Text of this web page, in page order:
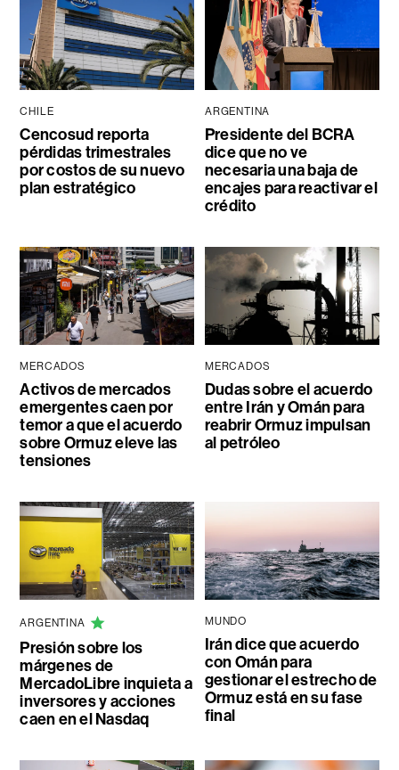
CHILE
Cencosud reporta
pérdidas trimestrales
por costos de su nuevo
plan estratégico
ARGENTINA
Presidente del BCRA
dice que no ve
necesaria una baja de
encajes para reactivar el
crédito
MERCADOS
Activos de mercados
emergentes caen por
temor a que el acuerdo
sobre Ormuz eleve las
tensiones
MERCADOS
Dudas sobre el acuerdo
entre Irán y Omán para
reabrir Ormuz impulsan
al petróleo
ARGENTINA
Presión sobre los
márgenes de
MercadoLibre inquieta a
inversores y acciones
caen en el Nasdaq
MUNDO
Irán dice que acuerdo
con Omán para
gestionar el estrecho de
Ormuz está en su fase
final